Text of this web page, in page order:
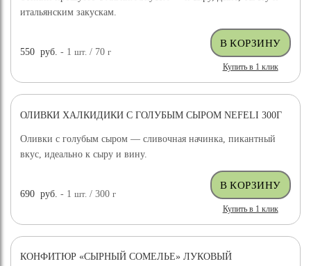
итальянским закускам.
550 руб. - 1шт. / 70г
Купить в 1 клик
ОЛИВКИ ХАЛКИДИКИ С ГОЛУБЫМ СЫРОМ NEFELI 300Г
Оливки с голубым сыром — сливочная начинка, пикантный
вкус, идеально к сыру и вину.
690 руб. - 1шт. / 300г
Купить в 1 клик
КОНФИТЮР «СЫРНЫЙ СОМЕЛЬЕ» ЛУКОВЫЙ